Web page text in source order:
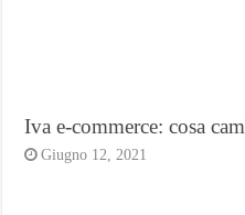
Iva e-commerce: cosa
Giugno 12, 2021